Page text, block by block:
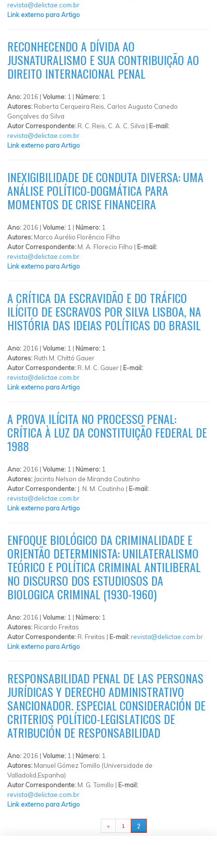
revista@delictae.com.br
Link externo para Artigo
RECONHECENDO A DÍVIDA AO
JUSNATURALISMO E SUA CONTRIBUIÇÃO AO
DIREITO INTERNACIONAL PENAL
Ano: 2016 | Volume: 1 | Número: 1
Autores: Roberta Cerqueira Reis, Carlos Augusto Canedo
Gonçalves da Silva
Autor Correspondente: R. C. Reis, C. A. C. Silva | E-mail:
revista@delictae.com.br
Link externo para Artigo
INEXIGIBILIDADE DE CONDUTA DIVERSA: UMA
ANÁLISE POLÍTICO-DOGMÁTICA PARA
MOMENTOS DE CRISE FINANCEIRA
Ano: 2016 | Volume: 1 | Número: 1
Autores: Marco Aurélio Florêncio Filho
Autor Correspondente: M. A. Florecio Filho | E-mail:
revista@delictae.com.br
Link externo para Artigo
A CRÍTICA DA ESCRAVIDÃO E DO TRÁFICO
ILÍCITO DE ESCRAVOS POR SILVA LISBOA, NA
HISTÓRIA DAS IDEIAS POLÍTICAS DO BRASIL
Ano: 2016 | Volume: 1 | Número: 1
Autores: Ruth M. Chittó Gauer
Autor Correspondente: R. M. C. Gauer | E-mail:
revista@delictae.com.br
Link externo para Artigo
A PROVA ILÍCITA NO PROCESSO PENAL:
CRÍTICA À LUZ DA CONSTITUIÇÃO FEDERAL DE
1988
Ano: 2016 | Volume: 1 | Número: 1
Autores: Jacinto Nelson de Miranda Coutinho
Autor Correspondente: J. N. M. Coutinho | E-mail:
revista@delictae.com.br
Link externo para Artigo
ENFOQUE BIOLÓGICO DA CRIMINALIDADE E
ORIENTÃO DETERMINISTA: UNILATERALISMO
TEÓRICO E POLÍTICA CRIMINAL ANTILIBERAL
NO DISCURSO DOS ESTUDIOSOS DA
BIOLOGICA CRIMINAL (1930-1960)
Ano: 2016 | Volume: 1 | Número: 1
Autores: Ricardo Freitas
Autor Correspondente: R. Freitas | E-mail:revista@delictae.com.br
Link externo para Artigo
RESPONSABILIDAD PENAL DE LAS PERSONAS
JURÍDICAS Y DERECHO ADMINISTRATIVO
SANCIONADOR. ESPECIAL CONSIDERACIÓN DE
CRITERIOS POLÍTICO-LEGISLATICOS DE
ATRIBUCIÓN DE RESPONSABILIDAD
Ano: 2016 | Volume: 1 | Número: 1
Autores: Manuel Gómez Tomillo (Universidade de
Valladolid,Espanha)
Autor Correspondente: M. G. Tomillo | E-mail:
revista@delictae.com.br
Link externo para Artigo
« 1 2